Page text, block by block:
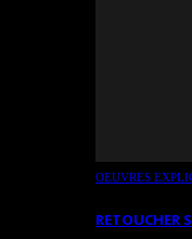
OEUVRES
RETOUCHER